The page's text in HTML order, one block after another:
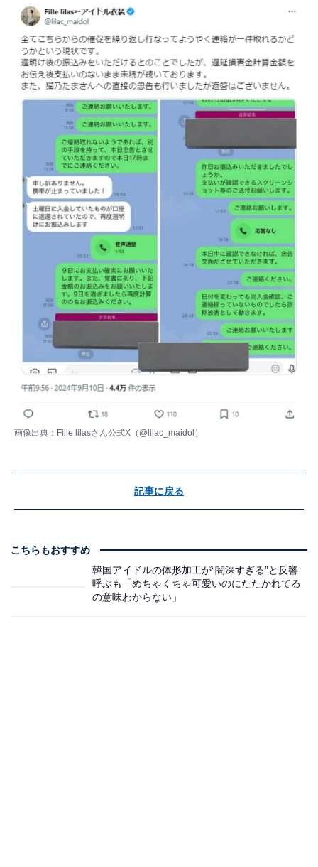
画像出典：Fille lilasさん公式X（ @lilac_maidol ）
記事に戻る
こちらもおすすめ
韓国アイドルの体形加工が“闇深すぎる”と反響
呼ぶも「めちゃくちゃ可愛いのにたたかれてる
の意味わからない」